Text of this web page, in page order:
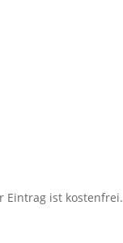
Eintrag ist kostenfrei.